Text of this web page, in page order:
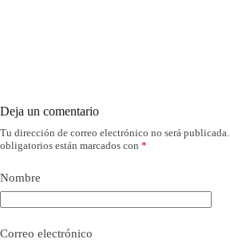
Deja un comentario
Tu dirección de correo electrónico no será publicada.
obligatorios están marcados con *
Nombre
Correo electrónico